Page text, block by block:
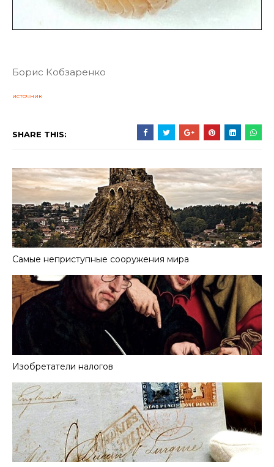
Борис Кобзаренко
источник
SHARE THIS:
Самые неприступные сооружения мира
Изобретатели налогов